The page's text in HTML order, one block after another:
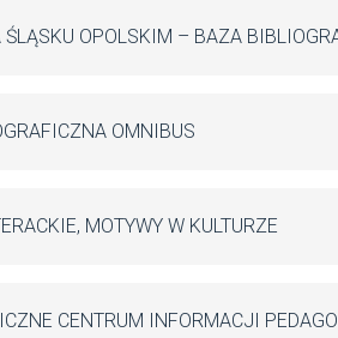
ŚLĄSKU OPOLSKIM – BAZA
OMNIBUS
MOTYWY W KULTURZE
CENTRUM INFORMACJI